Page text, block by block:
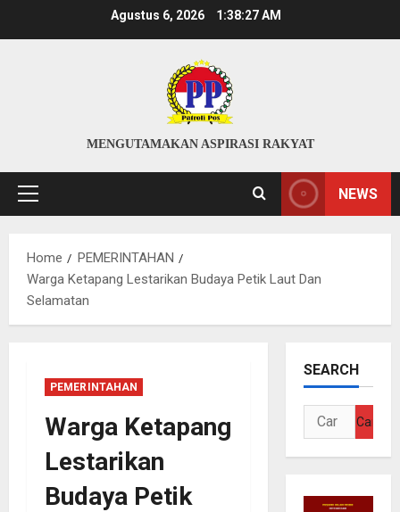
Agustus 6, 2026 1:38:27 AM
MENGUTAMAKAN ASPIRASI RAKYAT
Primary
NEWS
Home
PEMERINTAHAN
Warga Ketapang Lestarikan Budaya Petik Laut Dan
Selamatan
PEMERINTAHAN
Warga Ketapang
Lestarikan
Budaya Petik
SEARCH
Cari
untuk: